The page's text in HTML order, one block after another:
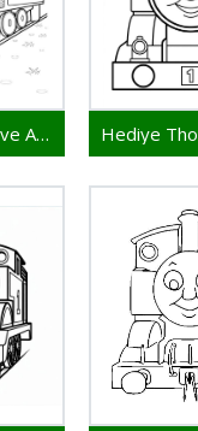
Havalı Thomas ve Arkadaşları